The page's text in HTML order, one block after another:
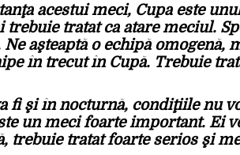
acestui meci, Cupa este
tratat ca atare meciul.
aşteaptă o echipă omogenă,
în trecut în Cupă. Trebuie
fi şi în nocturnă, condiţiile nu
un meci foarte important. Ei
trebuie tratat foarte serios şi